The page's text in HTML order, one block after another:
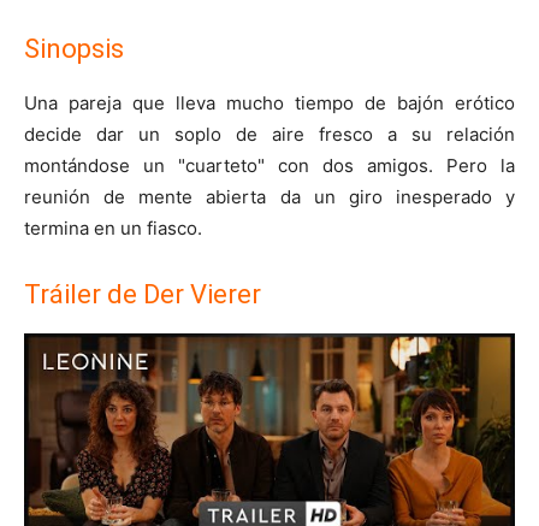
Sinopsis
Una pareja que lleva mucho tiempo de bajón erótico
decide dar un soplo de aire fresco a su relación
montándose un "cuarteto" con dos amigos. Pero la
reunión de mente abierta da un giro inesperado y
termina en un fiasco.
Tráiler de Der Vierer